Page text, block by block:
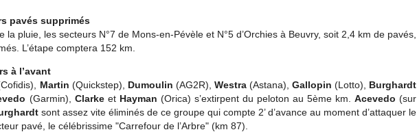
pavés supprimés
la pluie, les secteurs N°7 de Mons-en-Pévèle et N°5 d’Orchies à Beuvry, soit 2,4 km de pavés,
L’étape comptera 152 km.
à l’avant
Martin (Quickstep), Dumoulin (AG2R), Westra (Astana),Gallopin (Lotto), Burghardt
(Garmin), Clarkeet Hayman (Orica) s’extirpent du peloton au 5ème km.Acevedo (sur
sont assez vite éliminés de ce groupe qui compte 2’ d’avance au moment d’attaquer le
pavé, le célébrissime "Carrefour de l’Arbre" (km 87).